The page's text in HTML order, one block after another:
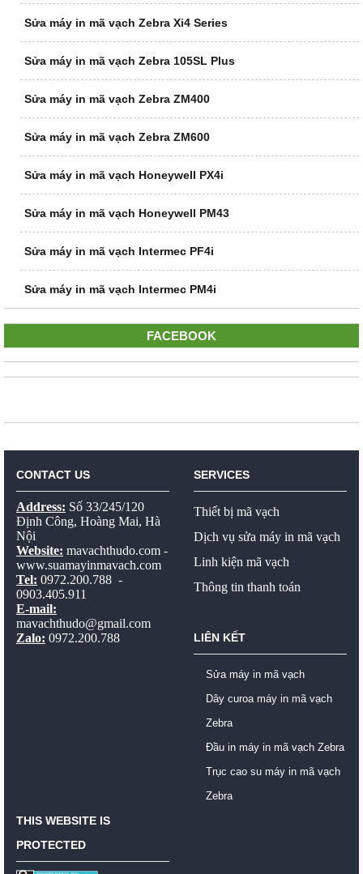
Sửa máy in mã vạch Zebra Xi4 Series
Sửa máy in mã vạch Zebra 105SL Plus
Sửa máy in mã vạch Zebra ZM400
Sửa máy in mã vạch Zebra ZM600
Sửa máy in mã vạch Honeywell PX4i
Sửa máy in mã vạch Honeywell PM43
Sửa máy in mã vạch Intermec PF4i
Sửa máy in mã vạch Intermec PM4i
FACEBOOK
CONTACT US
Address: Số 33/245/120
Định Công, Hoàng Mai, Hà
Nội
Website: mavachthudo.com -
www.suamayinmavach.com
Tel: 0972.200.788 -
0903.405.911
E-mail:
mavachthudo@gmail.com
Zalo: 0972.200.788
SERVICES
Thiết bị mã vạch
Dịch vụ sửa máy in mã vạch
Linh kiện mã vạch
Thông tin thanh toán
LIÊN KẾT
Sửa máy in mã vạch
Dây curoa máy in mã vạch
Zebra
Đầu in máy in mã vạch Zebra
Trục cao su máy in mã vạch
Zebra
THIS WEBSITE IS
PROTECTED